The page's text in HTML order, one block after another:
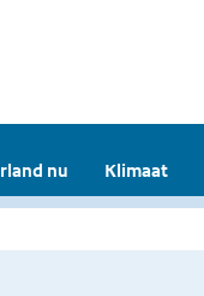
nu Klimaat